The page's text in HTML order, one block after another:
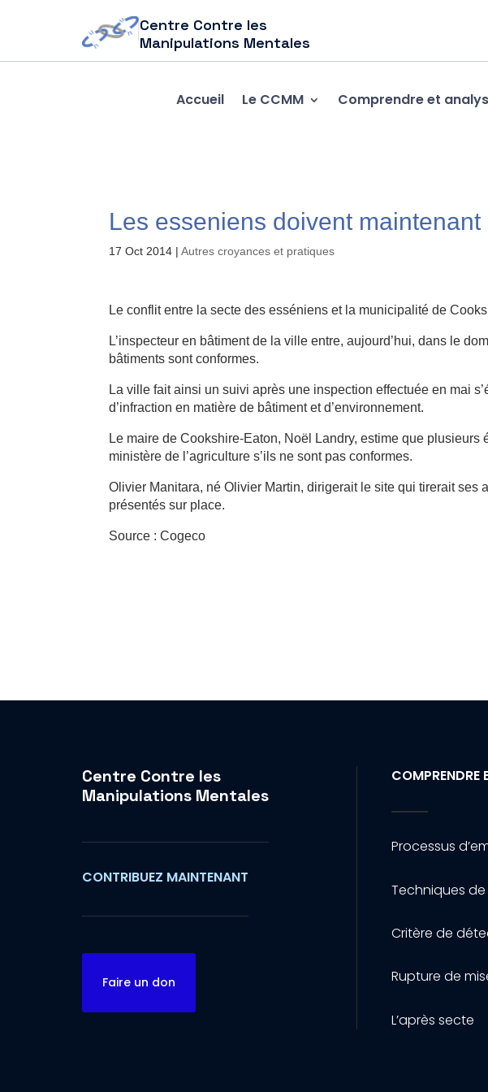
Centre Contre les
Manipulations Mentales
Accueil Le CCMM Comprendre et
Les esseniens doivent
17 Oct 2014 |Autres croyances et pratiques
Le conflit entre la secte des esséniens et la municipalité de
L’inspecteur en bâtiment de la ville entre, aujourd’hui, dans le
bâtiments sont conformes.
La ville fait ainsi un suivi après une inspection effectuée en mai
d’infraction en matière de bâtiment et d’environnement.
Le maire de Cookshire-Eaton, Noël Landry, estime que
ministère de l’agriculture s’ils ne sont pas conformes.
Olivier Manitara, né Olivier Martin, dirigerait le site qui tirerait ses
présentés sur place.
Source : Cogeco
Centre Contre les
Manipulations Mentales
CONTRIBUEZ MAINTENANT
Faire un don
COMPRENDRE
Processus
Techniques
Critère de
Rupture de
L’après secte